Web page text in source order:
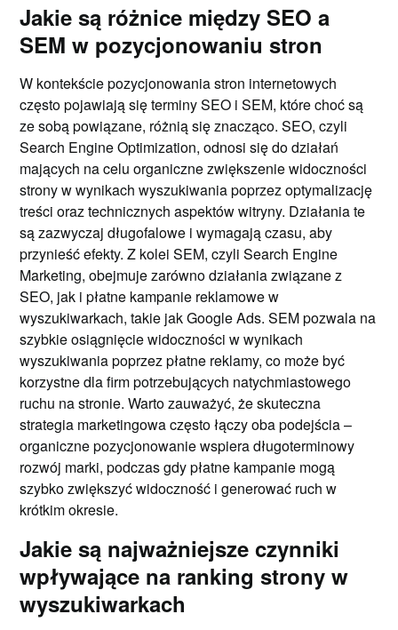
Jakie są różnice między SEO a
SEM w pozycjonowaniu stron
W kontekście pozycjonowania stron internetowych
często pojawiają się terminy SEO i SEM, które choć są
ze sobą powiązane, różnią się znacząco. SEO, czyli
Search Engine Optimization, odnosi się do działań
mających na celu organiczne zwiększenie widoczności
strony w wynikach wyszukiwania poprzez optymalizację
treści oraz technicznych aspektów witryny. Działania te
są zazwyczaj długofalowe i wymagają czasu, aby
przynieść efekty. Z kolei SEM, czyli Search Engine
Marketing, obejmuje zarówno działania związane z
SEO, jak i płatne kampanie reklamowe w
wyszukiwarkach, takie jak Google Ads. SEM pozwala na
szybkie osiągnięcie widoczności w wynikach
wyszukiwania poprzez płatne reklamy, co może być
korzystne dla firm potrzebujących natychmiastowego
ruchu na stronie. Warto zauważyć, że skuteczna
strategia marketingowa często łączy oba podejścia –
organiczne pozycjonowanie wspiera długoterminowy
rozwój marki, podczas gdy płatne kampanie mogą
szybko zwiększyć widoczność i generować ruch w
krótkim okresie.
Jakie są najważniejsze czynniki
wpływające na ranking strony w
wyszukiwarkach